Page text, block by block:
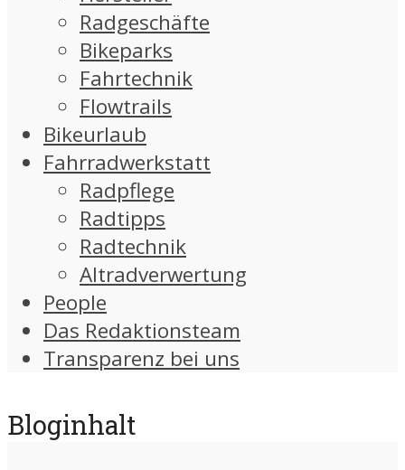
Radgeschäfte
Bikeparks
Fahrtechnik
Flowtrails
Bikeurlaub
Fahrradwerkstatt
Radpflege
Radtipps
Radtechnik
Altradverwertung
People
Das Redaktionsteam
Transparenz bei uns
Bloginhalt